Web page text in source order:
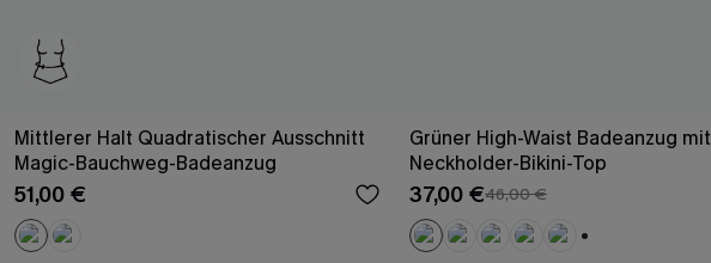
Mittlerer Halt Quadratischer Ausschnitt
Magic-Bauchweg-Badeanzug
51,00 €
Grüner High-Waist Badeanzug mit
Neckholder-Bikini-Top
37,00 €46,00 €